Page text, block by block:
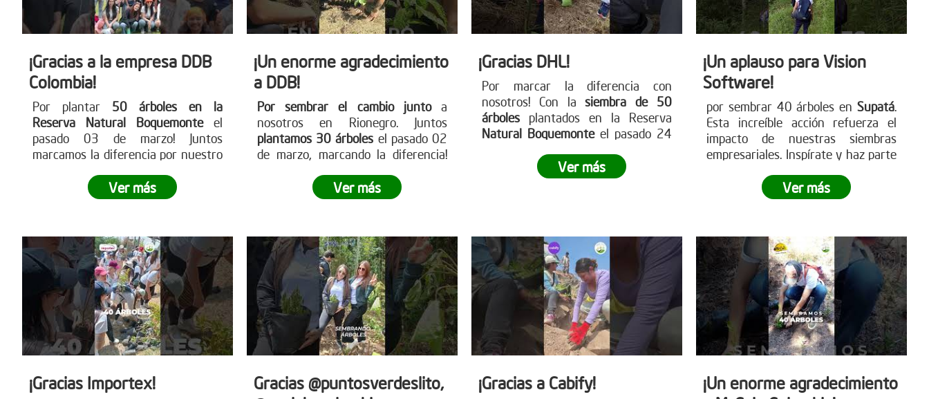
¡Gracias a la empresa DDB
Colombia!
Por plantar 50 árboles en la
Reserva Natural Boquemonteel
pasado 03 de marzo! Juntos
marcamos la diferencia por nuestro
Visita nuestra página web
para más detalles
Ver más
¡Un enorme agradecimiento
a DDB!
Por sembrar el cambio junto a
nosotros en Rionegro. Juntos
plantamos 30 árboles el pasado 02
de marzo, marcando la diferencia!
Anímate a participar en
nuestra próxima jornada de
sobre cómo puedes unirte, visita
nuestro sitio web
www.reddearboles.org
Ver más
¡Gracias DHL!
Por marcar la diferencia con
nosotros! Con lasiembra de 50
árboles plantados en la Reserva
Natural Boquemonteel pasado 24
través de la siembra empresarial se
puede dejar una huella significativa
futuro más sostenible
. Visita
nuestra página web para más
información sobre cómo puedes
participar. www.reddearboles.org
Ver más
¡Un aplauso para Vision
Software!
por sembrar 40 árboles en Supatá.
Esta increíble acción refuerza el
impacto de nuestras siembras
empresariales. Inspírate y haz parte
. Visita nuestra página web
para más detalles
Ver más
¡Gracias Importex!
Gracias @puntosverdeslito,
¡Gracias a Cabify!
¡Un enorme agradecimiento